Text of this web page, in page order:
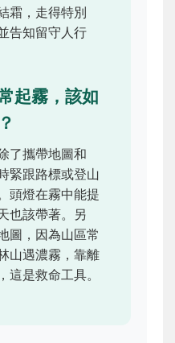
霜，走得特別
告知留守人行
起霧，該如
了攜帶地圖和
緊跟路標或登山
頭燈在霧中能提
也該帶著。另
圖，因為山區常
山遇濃霧，靠離
這是救命工具。